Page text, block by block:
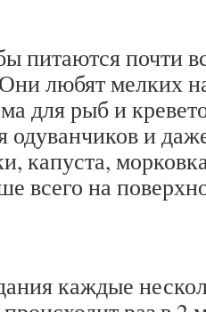
питаются почти
любят мелких
для рыб и
одуванчиков и
капуста,
всего на
каждые